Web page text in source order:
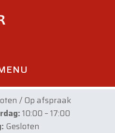
/ Op afspraak
10:00 – 17:00
Gesloten